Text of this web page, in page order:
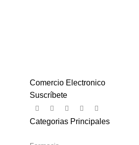
Comercio Electronico
Suscríbete
Categorias Principales